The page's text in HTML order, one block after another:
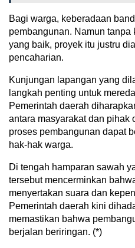
Bagi warga, keberadaan
pembangunan. Namun
yang baik, proyek itu justru
pencaharian.
Kunjungan lapangan yang
langkah penting untuk
Pemerintah daerah
antara masyarakat dan pihak
proses pembangunan dapat
hak-hak warga.
Di tengah hamparan sawah
tersebut mencerminkan
menyertakan suara dan
Pemerintah daerah kini
memastikan bahwa
berjalan beriringan. (*)